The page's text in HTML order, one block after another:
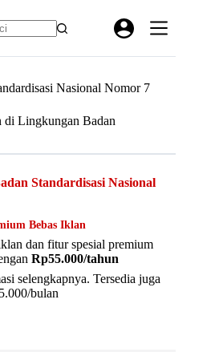
Nasional Nomor 7
di Lingkungan Badan
Standardisasi Nasional
Bebas Iklan
dan fitur spesial premium
Rp55.000/tahun
selengkapnya. Tersedia juga
bulan